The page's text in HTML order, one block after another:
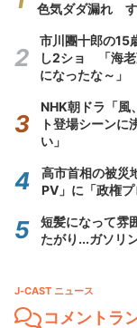
色気ダダ漏れ
市川團十郎の15
し2ショ 「海老
になったな～」
NHK朝ドラ「風
ト登場シーン
い」
高市首相の被災
PV」に「政権
短髪になって雰
たがり...ガソリ
J-CAST ニュース
コメントラ